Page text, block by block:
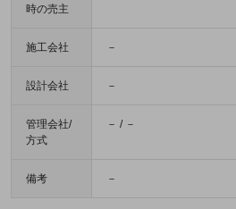
時の売主
施工会社 －
設計会社 －
管理会社/
方式
－ / －
備考 －